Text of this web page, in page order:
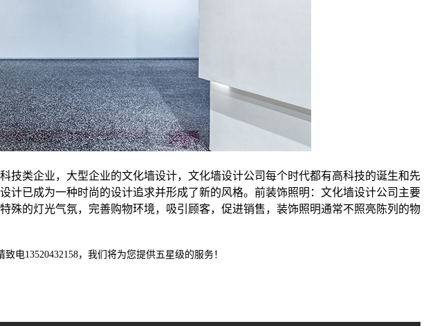
类企业，大型企业的文化墙设计，文化墙设计公司每个时代都有高科技的诞生和先
已成为一种时尚的设计追求并形成了新的风格。前装饰照明：文化墙设计公司主要
的灯光气氛，完善购物环境，吸引顾客，促进销售，装饰照明通常不照亮陈列的物
电13520432158，我们将为您提供五星级的服务！